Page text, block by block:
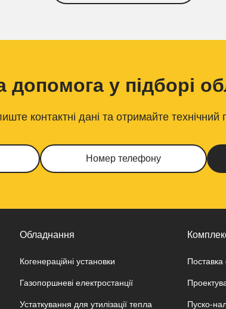
допомога у підборі
контактні дані та отримайте технічний
Обладнання
Когенераційні установки
Газопоршневі електростанції
Устаткування для утилізації тепла Пуско-